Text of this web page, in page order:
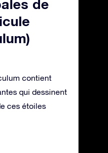
de
contient
qui dessinent
ces étoiles